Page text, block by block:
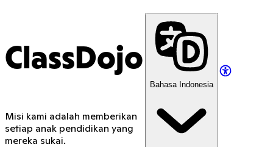
ClassDojo
Misi kami adalah memberikan
setiap anak pendidikan yang
mereka sukai.
Bahasa Indonesia